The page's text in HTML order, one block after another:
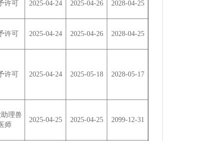
许可 2025-04-24 2025-04-26 2028-04-25
许可 2025-04-24 2025-04-26 2028-04-25
许可 2025-04-24 2025-05-18 2028-05-17
理兽
师
2025-04-25 2025-04-25 2099-12-31